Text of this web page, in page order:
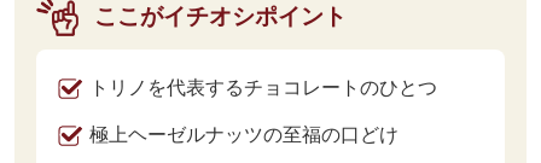
ここがイチオシポイント
トリノを代表するチョコレートのひとつ
極上ヘーゼルナッツの至福の口どけ